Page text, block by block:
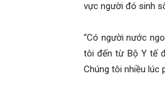
tham
tu
vực người đó sinh
“Có người nước
tôi đến từ Bộ Y tế
Chúng tôi nhiều lúc